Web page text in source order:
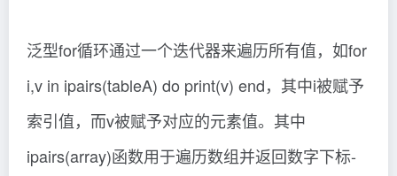
泛型for循环通过一个迭代器来遍历所有值，如for
i,v in ipairs(tableA) do print(v) end，其中i被赋予
索引值，而v被赋予对应的元素值。其中
ipairs(array)函数用于遍历数组并返回数字下标-